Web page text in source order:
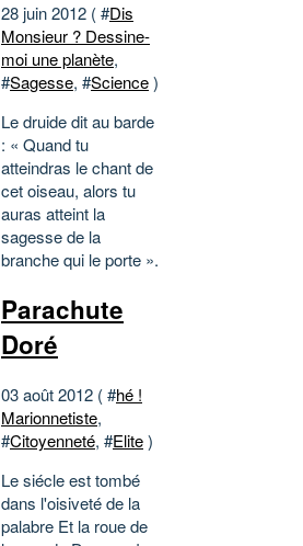
28 juin 2012 ( #Dis
Monsieur ? Dessine-
moi une planète,
#Sagesse, #Science)
Le druide dit au barde
: « Quand tu
atteindras le chant de
cet oiseau, alors tu
auras atteint la
sagesse de la
branche qui le porte ».
Parachute
Doré
03 août 2012 ( #hé !
Marionnetiste,
#Citoyenneté, #Elite)
Le siécle est tombé
dans l'oisiveté de la
palabre Et la roue de